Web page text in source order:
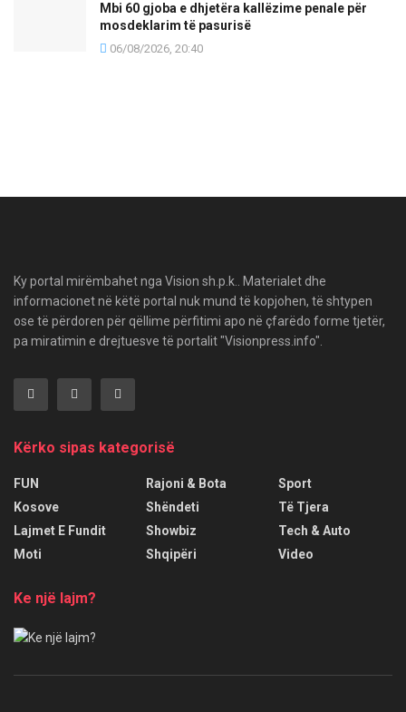
Mbi 60 gjoba e dhjetëra kallëzime penale për
mosdeklarim të pasurisë
06/08/2026, 20:40
Ky portal mirëmbahet nga Vision sh.p.k.. Materialet dhe
informacionet në këtë portal nuk mund të kopjohen, të shtypen
ose të përdoren për qëllime përfitimi apo në çfarëdo forme tjetër,
pa miratimin e drejtuesve të portalit "Visionpress.info".
Kërko sipas kategorisë
FUN
Kosove
Lajmet E Fundit
Moti
Rajoni & Bota
Shëndeti
Showbiz
Shqipëri
Sport
Të Tjera
Tech & Auto
Video
Ke një lajm?